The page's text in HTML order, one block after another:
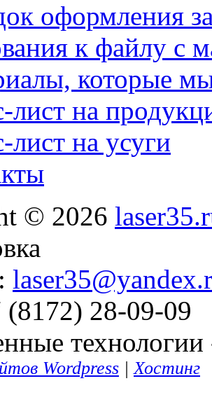
оформления
к файлу с
которые
лист на
лист на усуги
© 2026
(8172) 28-09-09
технологии
Wordpress |Хостинг